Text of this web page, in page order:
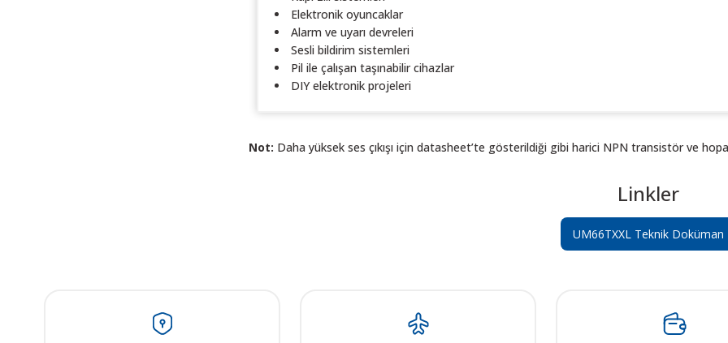
Elektronik oyuncaklar
Alarm ve uyarı devreleri
Sesli bildirim sistemleri
Pil ile çalışan taşınabilir cihazlar
DIY elektronik projeleri
Not: Daha yüksek ses çıkışı için datasheet’te gösterildiği gibi harici NPN transistör ve
Linkler
UM66TXXL Teknik Doküman